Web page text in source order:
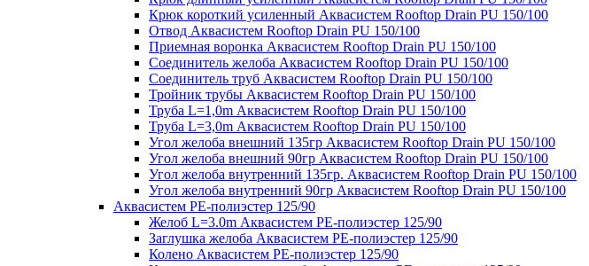
Крюк короткий усиленный Аквасистем Rooftop Drain PU 150/100
Отвод Аквасистем Rooftop Drain PU 150/100
Приемная воронка Аквасистем Rooftop Drain PU 150/100
Соединитель желоба Аквасистем Rooftop Drain PU 150/100
Соединитель труб Аквасистем Rooftop Drain PU 150/100
Тройник трубы Аквасистем Rooftop Drain PU 150/100
Труба L=1,0m Аквасистем Rooftop Drain PU 150/100
Труба L=3,0m Аквасистем Rooftop Drain PU 150/100
Угол желоба внешний 135гр Аквасистем Rooftop Drain PU 150/100
Угол желоба внешний 90гр Аквасистем Rooftop Drain PU 150/100
Угол желоба внутренний 135гр. Аквасистем Rooftop Drain PU 150/100
Угол желоба внутренний 90гр Аквасистем Rooftop Drain PU 150/100
Аквасистем PE-полиэстер 125/90
Желоб L=3.0m Аквасистем PE-полиэстер 125/90
Заглушка желоба Аквасистем PE-полиэстер 125/90
Колено Аквасистем PE-полиэстер 125/90